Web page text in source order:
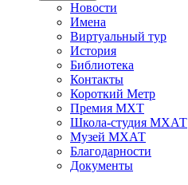
Новости
Имена
Виртуальный тур
История
Библиотека
Контакты
Короткий Метр
Премия МХТ
Школа-студия МХАТ
Музей МХАТ
Благодарности
Документы